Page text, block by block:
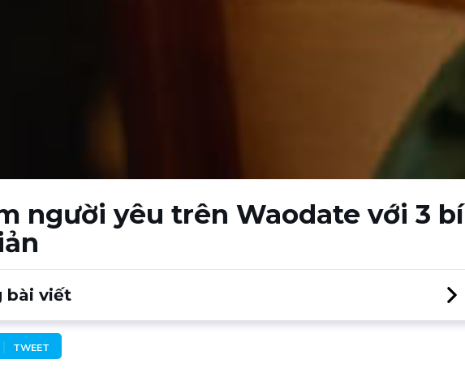
người yêu trên Waodate với 3 bí
bài viết
hẹn để tìm người yêu trên trang web hẹn hò Waodate
nhận nếu được cô ấy chọn
thân
TWEET